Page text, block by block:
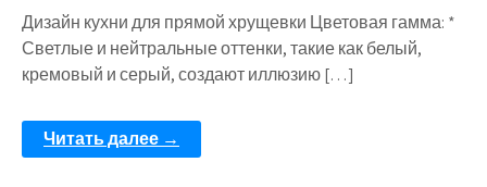
Дизайн кухни для прямой хрущевки Цветовая гамма: *
Светлые и нейтральные оттенки, такие как белый,
кремовый и серый, создают иллюзию […]
Читать далее →